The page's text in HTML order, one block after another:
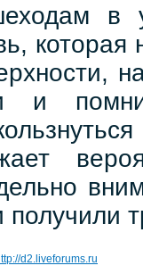
в
которая
и
получили
d2.liveforums.ru